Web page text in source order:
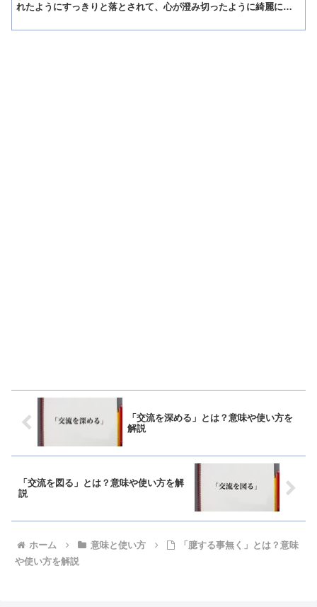
れたようにすっきりと落とされて、心が澄み切ったように綺麗にな
「交流を深める」とは？意味や使い方を
解説
「交流を図る」とは？意味や使い方を解
説
ホーム 意味と使い方
「臆する事無く」とは？意味
や使い方を解説